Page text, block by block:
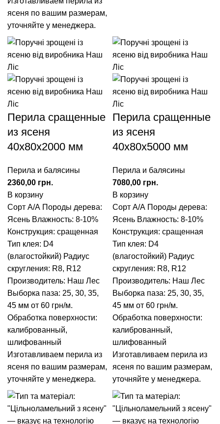
ясеня по вашим размерам,
уточняйте у менеджера.
Перила сращенные
из ясеня
40x80x2000 мм
Перила и балясины
грн.
В корзину
Сорт А/А Породы дерева:
Ясень Влажность: 8-10%
Конструкция: сращенная
Тип клея: D4
(влагостойкий) Радиус
скругления: R8, R12
Производитель: Наш Лес
Выборка паза: 25, 30, 35,
45 мм от 60 грн/м.
Обработка поверхности:
калиброванный,
шлифованный
Изготавливаем перила из
ясеня по вашим размерам,
уточняйте у менеджера.
Перила сращенные
из ясеня
40x80x5000 мм
Перила и балясины
грн.
В корзину
Сорт А/А Породы дерева:
Ясень Влажность: 8-10%
Конструкция: сращенная
Тип клея: D4
(влагостойкий) Радиус
скругления: R8, R12
Производитель: Наш Лес
Выборка паза: 25, 30, 35,
45 мм от 60 грн/м.
Обработка поверхности:
калиброванный,
шлифованный
Изготавливаем перила из
ясеня по вашим размерам,
уточняйте у менеджера.